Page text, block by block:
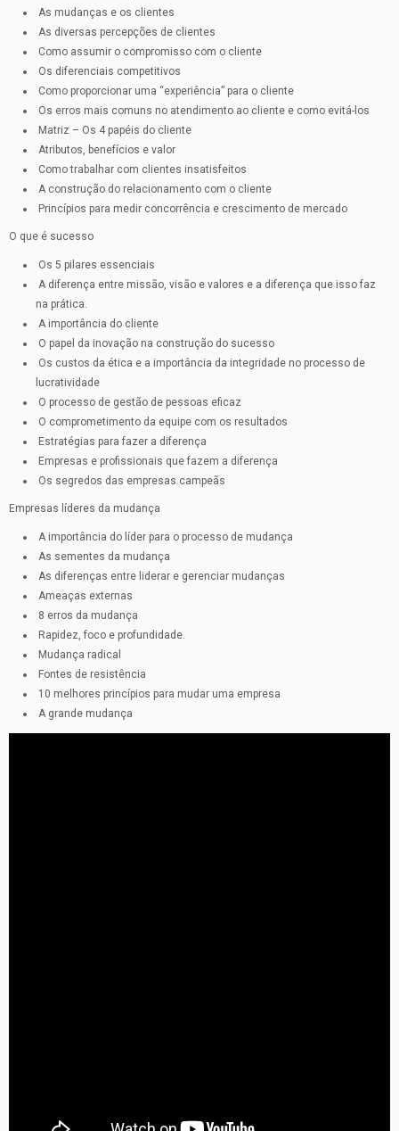
As mudanças e os clientes
As diversas percepções de clientes
Como assumir o compromisso com o cliente
Os diferenciais competitivos
Como proporcionar uma “experiência” para o cliente
Os erros mais comuns no atendimento ao cliente e como evitá-los
Matriz – Os 4 papéis do cliente
Atributos, benefícios e valor
Como trabalhar com clientes insatisfeitos
A construção do relacionamento com o cliente
Princípios para medir concorrência e crescimento de mercado
O que é sucesso
Os 5 pilares essenciais
A diferença entre missão, visão e valores e a diferença que isso faz
na prática.
A importância do cliente
O papel da inovação na construção do sucesso
Os custos da ética e a importância da integridade no processo de
lucratividade
O processo de gestão de pessoas eficaz
O comprometimento da equipe com os resultados
Estratégias para fazer a diferença
Empresas e profissionais que fazem a diferença
Os segredos das empresas campeãs
Empresas líderes da mudança
A importância do líder para o processo de mudança
As sementes da mudança
As diferenças entre liderar e gerenciar mudanças
Ameaças externas
8 erros da mudança
Rapidez, foco e profundidade.
Mudança radical
Fontes de resistência
10 melhores princípios para mudar uma empresa
A grande mudança